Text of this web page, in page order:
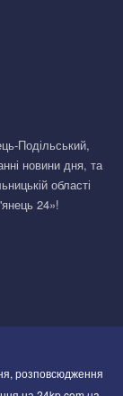
Подільський,
новини дня, та
області
24»!
розповсюдження